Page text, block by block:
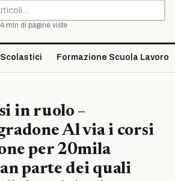
mln di pagine viste
Formazione Scuola Lavoro
in ruolo –
Al via i corsi
per 20mila
parte dei quali